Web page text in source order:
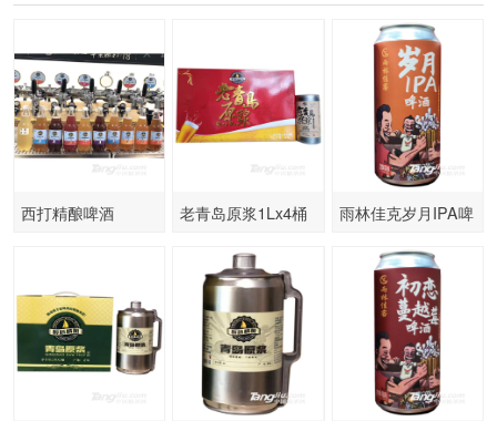
西打精酿啤酒 老青岛原浆1Lx4桶
雨林佳克岁月IPA啤